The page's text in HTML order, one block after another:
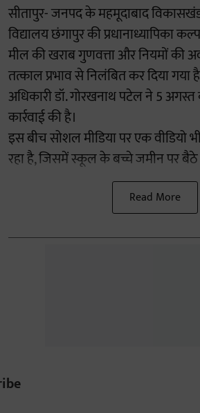
सीतापुर- जनपद के महमूदाबाद
विद्यालय छंगापुर की प्रधानाध्यापिका
मील की खराब गुणवत्ता और नियमों की
तत्काल प्रभाव से निलंबित कर दिया गया
अधिकारी डॉ. गोरखनाथ पटेल ने 5
कार्रवाई की है।
इस बीच सोशल मीडिया पर एक वीडियो
रहा है, जिसमें स्कूल के बच्चे जमीन पर बैठे
Read More